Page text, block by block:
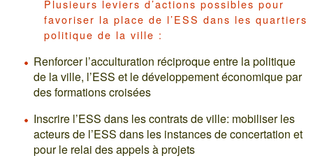
Plusieurs leviers d’actions possibles pour
favoriser la place de l’ESS dans les quartiers
politique de la ville :
Renforcer l’acculturation réciproque entre la politique
de la ville, l’ESS et le développement économique par
des formations croisées
Inscrire l’ESS dans les contrats de ville: mobiliser les
acteurs de l’ESS dans les instances de concertation et
pour le relai des appels à projets